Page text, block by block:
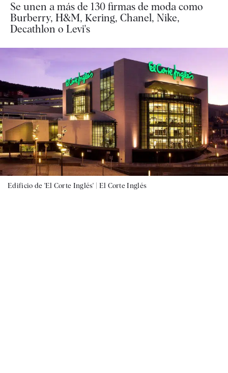
Se unen a más de 130 firmas de moda como
Burberry, H&M, Kering, Chanel, Nike,
Decathlon o Levi's
Edificio de 'El Corte Inglés' | El Corte Inglés